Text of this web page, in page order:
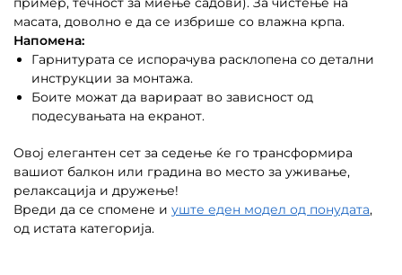
масата, доволно е да се избрише со влажна крпа.
Напомена:
Гарнитурата се испорачува расклопена со детални
инструкции за монтажа.
Боите можат да варираат во зависност од
подесувањата на екранот.
Овој елегантен сет за седење ќе го трансформира
вашиот балкон или градина во место за уживање,
релаксација и дружење!
Вреди да се спомене и уште еден модел од понудата,
од истата категорија.